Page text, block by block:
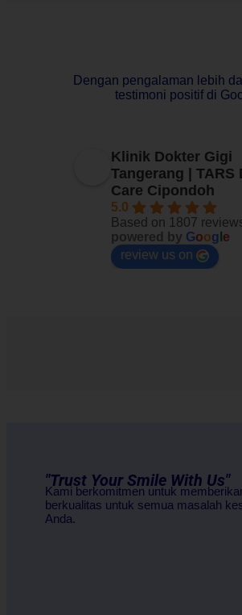
Dengan pengalaman lebih
testimoni positif di
Klinik Dokter Gigi
Tangerang | TARS
Care Cipondoh
5.0
Based on 1807
powered by Goog e
review us on
Fajar Junior
7 bulan yang lalu
pengalaman saya di tars
nyaman pelayanannya
dokternya baik,asik
banget deh perawatan gigi
"Trust Your Smile With Us"
Kami berkomitmen untuk
berkualitas untuk semua masalah
Anda.